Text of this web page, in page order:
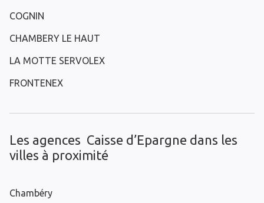
COGNIN
CHAMBERY LE HAUT
LA MOTTE SERVOLEX
FRONTENEX
Les agences Caisse d’Epargne dans les
villes à proximité
Chambéry